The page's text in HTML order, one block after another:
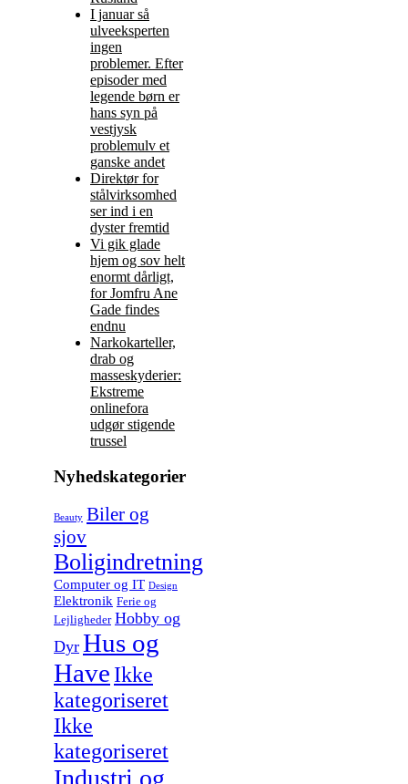
I januar så
ulveeksperten
ingen
problemer. Efter
episoder med
legende børn er
hans syn på
vestjysk
problemulv et
ganske andet
Direktør for
stålvirksomhed
ser ind i en
dyster fremtid
Vi gik glade
hjem og sov helt
enormt dårligt,
for Jomfru Ane
Gade findes
endnu
Narkokarteller,
drab og
masseskyderier:
Ekstreme
onlinefora
udgør stigende
trussel
Nyhedskategorier
Beauty Biler og
sjov
Boligindretning
Computer og IT Design
Elektronik Ferie og
Lejligheder Hobby og
Dyr Hus og
Have Ikke
kategoriseret
Ikke
kategoriseret